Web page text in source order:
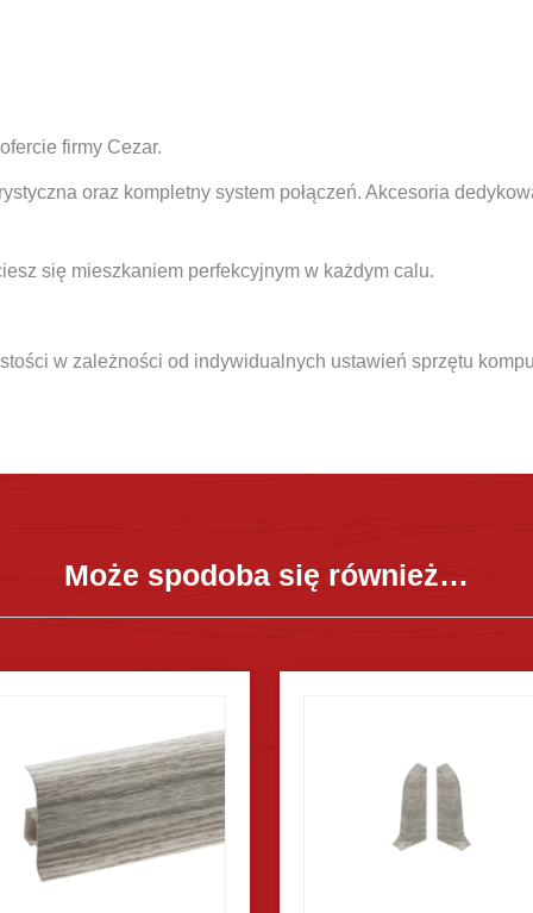
firmy Cezar.
oraz kompletny system połączeń. Akcesoria
się mieszkaniem perfekcyjnym w każdym calu.
w zależności od indywidualnych ustawień sprzętu
Może spodoba się również…